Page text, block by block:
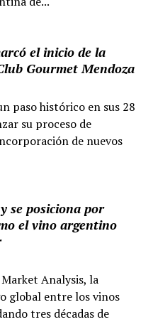
el inicio de la
Gourmet Mendoza
paso histórico en sus 28
su proceso de
de nuevos
se posiciona por
el vino argentino
Analysis, la
global entre los vinos
tres décadas de